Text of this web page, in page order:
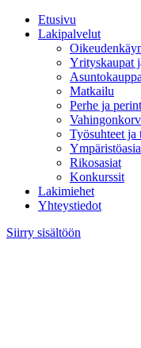
Etusivu
Lakipalvelut
Yrityskaupat
Matkailu
Perhe ja
Työsuhteet
Rikosasiat
Konkurssit
Lakimiehet
Yhteystiedot
Siirry sisältöön